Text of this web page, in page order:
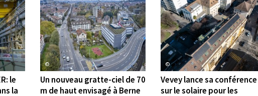
le
la
©
Un nouveau gratte-ciel de 70
m de haut envisagé à Berne
©
Vevey lance sa conférence
sur le solaire pour les